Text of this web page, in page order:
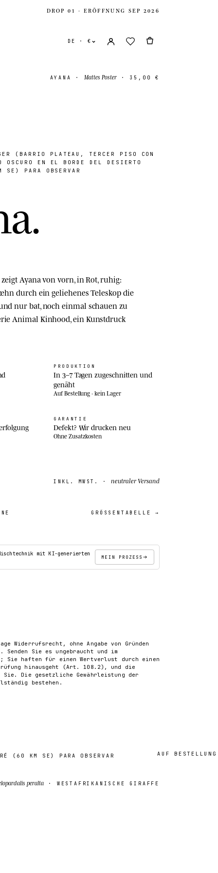
DROP 01 · ERÖFFNUNG SEP 2026
DE · €
USD $
Königreich
AYANA · Mattes Poster· 35,00 €
(BARRIO PLATEAU, TERCER PISO CON
OSCURO EN EL BORDE DEL DESIERTO
PARA OBSERVAR
a.
Ayana von vorn, in Rot, ruhig:
durch ein geliehenes Teleskop die
nur bat, noch einmal schauen zu
Animal Kinhood, ein Kunstdruck
PRODUKTION
In 3–7 Tagen zugeschnitten und
genäht
Auf Bestellung · kein Lager
GARANTIE
Defekt? Wir drucken neu
Ohne Zusatzkosten
INKL. MWST. · neutraler Versand
GRÖSSENTABELLE →
mit KI-generierten
MEIN PROZESS
Widerrufsrecht, ohne Angabe von Gründen
Senden Sie es ungebraucht und im
Sie haften für einen Wertverlust durch einen
hinausgeht (Art. 108.2), und die
Sie. Die gesetzliche Gewährleistung der
bestehen.
KM SE) PARA OBSERVAR AUF BESTELLUNG ·
peralta · WESTAFRIKANISCHE GIRAFFE